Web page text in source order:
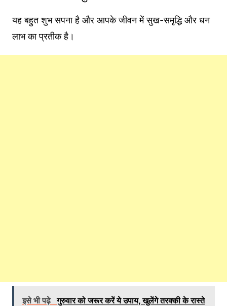
यह बहुत शुभ सपना है और आपके जीवन में सुख-समृद्धि और धन
लाभ का प्रतीक है।
इसे भी पढ़े गुरुवार को जरूर करें ये उपाय, खुलेंगे तरक्की के रास्ते